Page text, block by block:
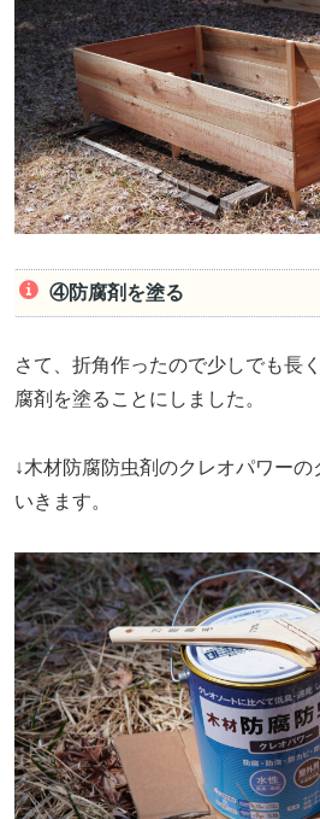
④防腐剤を塗る
さて、折角作ったので少しでも長
腐剤を塗ることにしました。
↓木材防腐防虫剤のクレオパワー
いきます。